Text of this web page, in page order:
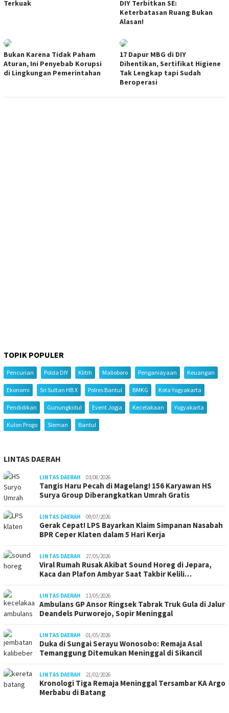
Terkuak
DIY Terbitkan SE:
Keterbatasan Ruang Bukan
Alasan!
Bukan Karena Tidak Paham
Aturan, Ini Penyebab Korupsi
di Lingkungan Pemerintahan
17 Dapur MBG di DIY
Dihentikan, Sertifikat Higiene
Tak Lengkap tapi Sudah
Beroperasi
TOPIK POPULER
Pencurian Polda DIY Klitih Malioboro Penganiayaan Keuangan
Ekonomi Sri Sultan HB X Polres Bantul BMKG Kota Yogyakarta
Pendidikan Gunungkidul Event Jogja Kecelakaan Yogyakarta
Kulon Progo Sleman Bantul
LINTAS DAERAH
LINTAS DAERAH 03/08/2026
Tangis Haru Pecah di Magelang! 156 Karyawan HS
Surya Group Diberangkatkan Umrah Gratis
LINTAS DAERAH 09/07/2026
Gerak Cepat! LPS Bayarkan Klaim Simpanan Nasabah
BPR Ceper Klaten dalam 5 Hari Kerja
LINTAS DAERAH 27/05/2026
Viral Rumah Rusak Akibat Sound Horeg di Jepara,
Kaca dan Plafon Ambyar Saat Takbir Kelili…
LINTAS DAERAH 13/05/2026
Ambulans GP Ansor Ringsek Tabrak Truk Gula di Jalur
Deandels Purworejo, Sopir Meninggal
LINTAS DAERAH 01/05/2026
Duka di Sungai Serayu Wonosobo: Remaja Asal
Temanggung Ditemukan Meninggal di Sikancil
LINTAS DAERAH 21/02/2026
Kronologi Tiga Remaja Meninggal Tersambar KA Argo
Merbabu di Batang